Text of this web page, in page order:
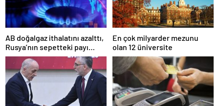
AB doğalgaz ithalatını azalttı,
Rusya’nın sepetteki payı
düştü
En çok milyarder mezunu
olan 12 üniversite